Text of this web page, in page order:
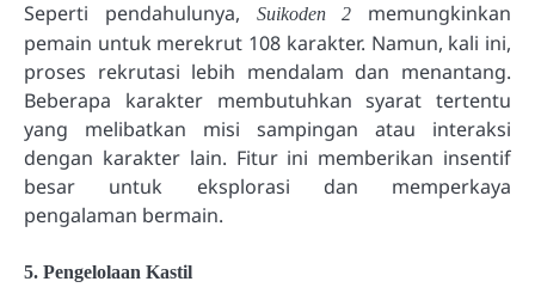
Seperti pendahulunya, Suikoden 2
memungkinkan
pemain untuk merekrut 108 karakter. Namun, kali ini,
proses rekrutasi lebih mendalam dan menantang.
Beberapa karakter membutuhkan syarat tertentu
yang melibatkan misi sampingan atau interaksi
dengan karakter lain. Fitur ini memberikan insentif
besar untuk eksplorasi dan memperkaya
pengalaman bermain.
5. Pengelolaan Kastil